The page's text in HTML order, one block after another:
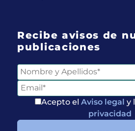
Recibe avisos de
publicaciones
Acepto el Aviso legal y
privacidad